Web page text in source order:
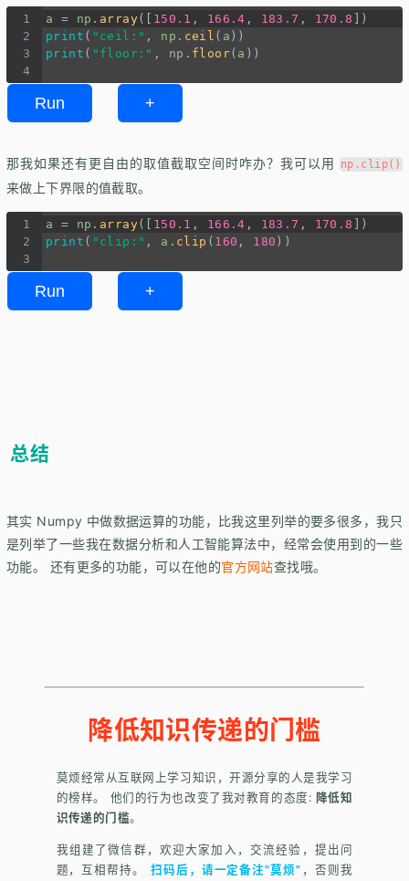
1 a = np . array([ 150.1 , 166.4 , 183.7 , 170.8
])
2
print ( "ceil:" , np . ceil ( a ))
3
print ( "floor:" , np . floor( a ))
4
Run +
那我如果还有更自由的取值截取空间时咋办？我可以用 np.clip()
来做上下界限的值截取。
1 a = np . array([ 150.1 , 166.4 , 183.7 , 170.8
])
2
print ( "clip:" , a . clip ( 160 , 180 ))
3
Run +
总结
其实 Numpy 中做数据运算的功能，比我这里列举的要多很多，我只
是列举了一些我在数据分析和人工智能算法中，经常会使用到的一些
功能。 还有更多的功能，可以在他的官方网站查找哦。
降低知识传递的门槛
莫烦经常从互联网上学习知识，开源分享的人是我学习
的榜样。 他们的行为也改变了我对教育的态度: 降低知
识传递的门槛。
我组建了微信群，欢迎大家加入，交流经验，提出问
题，互相帮持。
扫码后，请一定备注"莫烦" ，否则我